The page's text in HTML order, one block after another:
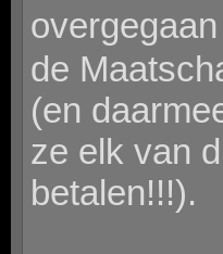
de
(en
ze elk van
betalen!!!).